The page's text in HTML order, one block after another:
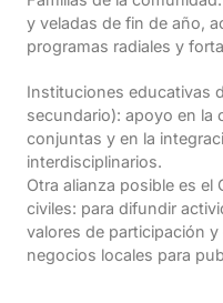
y veladas de fin de año,
programas radiales y
Instituciones educativas
secundario): apoyo en la
conjuntas y en la
interdisciplinarios.
Otra alianza posible es
civiles: para difundir
valores de participación
negocios locales para